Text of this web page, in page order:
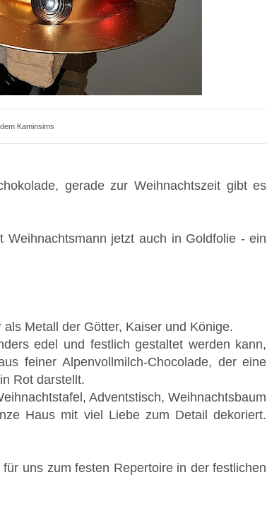
Kaminsims
gerade zur Weihnachtszeit gibt es
jetzt auch in Goldfolie - ein
Metall der Götter, Kaiser und Könige.
edel und festlich gestaltet werden kann,
feiner Alpenvollmilch-Chocolade, der eine
Rot darstellt.
Adventstisch, Weihnachtsbaum
Haus mit viel Liebe zum Detail dekoriert.
uns zum festen Repertoire in der festlichen